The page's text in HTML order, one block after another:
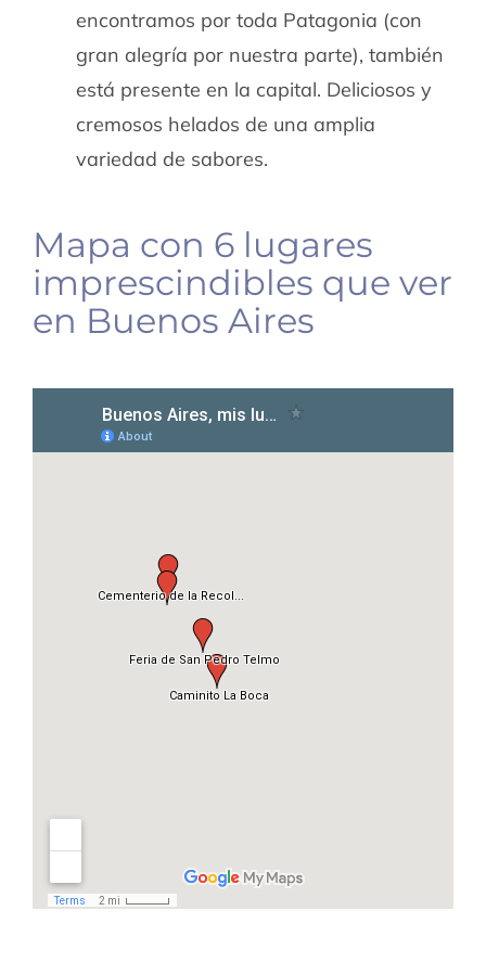
encontramos por toda Patagonia (con
gran alegría por nuestra parte), también
está presente en la capital. Deliciosos y
cremosos helados de una amplia
variedad de sabores.
Mapa con 6 lugares
imprescindibles que ver
en Buenos Aires